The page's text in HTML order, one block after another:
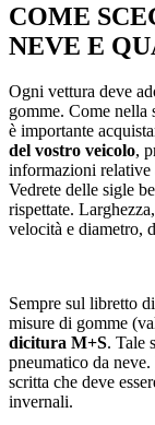
COME
NEVE E
Ogni vettura deve
gomme. Come nella
è importante
del vostro veicolo,
informazioni relative
Vedrete delle sigle
rispettate.
velocità e diametro,
Sempre sul libretto
misure di gomme
dicitura M+S. Tale
pneumatico da
scritta che deve
invernali.